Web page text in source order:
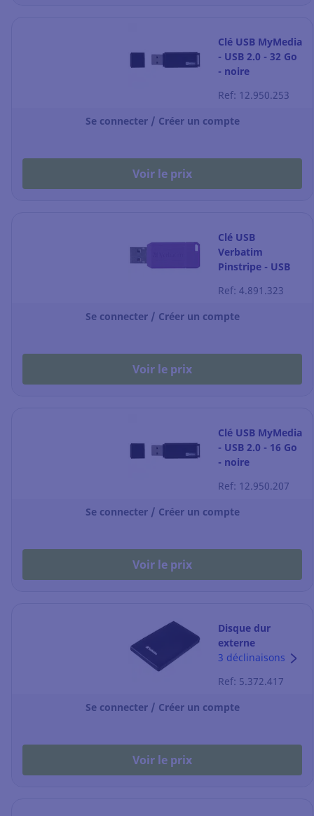
Clé USB MyMedia
- USB 2.0 - 32 Go
- noire
Ref: 12.950.253
Se connecter / Créer un compte
Voir le prix
Clé USB
Verbatim
Pinstripe - USB
violette
Ref: 4.891.323
Se connecter / Créer un compte
Voir le prix
Clé USB MyMedia
- USB 2.0 - 16 Go
- noire
Ref: 12.950.207
Se connecter / Créer un compte
Voir le prix
Disque dur
externe
Verbatim - USB
noir
3 déclinaisons
Ref: 5.372.417
Se connecter / Créer un compte
Voir le prix